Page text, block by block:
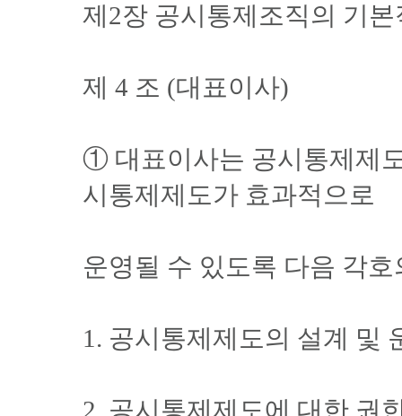
제2장 공시통제조직의 기
제 4 조 (대표이사)
① 대표이사는 공시통제제
시통제제도가 효과적으로
운영될 수 있도록 다음 각
1. 공시통제제도의 설계 및
2. 공시통제제도에 대한 권